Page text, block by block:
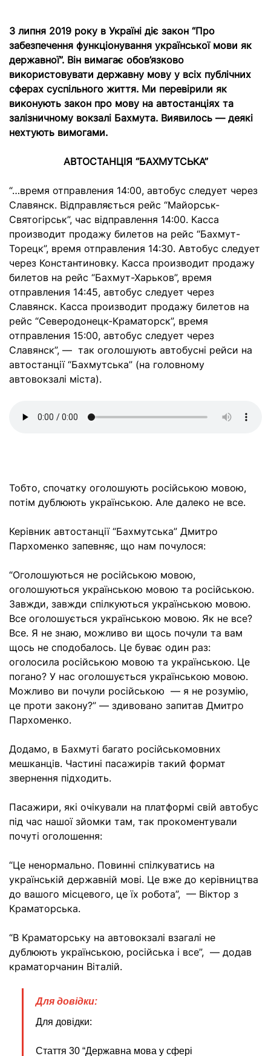
З липня 2019 року в Україні діє закон “Про
забезпечення функціонування української мови як
державної”. Він вимагає обов’язково
використовувати державну мову у всіх публічних
сферах суспільного життя. Ми перевірили як
виконують закон про мову на автостанціях та
залізничному вокзалі Бахмута. Виявилось — деякі
нехтують вимогами.
АВТОСТАНЦІЯ “БАХМУТСЬКА”
“…время отправления 14:00, автобус следует через
Славянск. Відправляється рейс “Майорськ-
Святогірськ”, час відправлення 14:00. Касса
производит продажу билетов на рейс “Бахмут-
Торецк”, время отправления 14:30. Автобус следует
через Константиновку. Касса производит продажу
билетов на рейс “Бахмут-Харьков”, время
отправления 14:45, автобус следует через
Славянск. Касса производит продажу билетов на
рейс “Северодонецк-Краматорск”, время
отправления 15:00, автобус следует через
Славянск”, — так оголошують автобусні рейси на
автостанції “Бахмутська” (на головному
автовокзалі міста).
Тобто, спочатку оголошують російською мовою,
потім дублюють українською. Але далеко не все.
Керівник автостанції “Бахмутська” Дмитро
Пархоменко запевняє, що нам почулося:
“Оголошуються не російською мовою,
оголошуються українською мовою та російською.
Завжди, завжди спілкуються українською мовою.
Все оголошується українською мовою. Як не все?
Все. Я не знаю, можливо ви щось почули та вам
щось не сподобалось. Це буває один раз:
оголосила російською мовою та українською. Це
погано? У нас оголошується українською мовою.
Можливо ви почули російською — я не розумію,
це проти закону?” — здивовано запитав Дмитро
Пархоменко.
Додамо, в Бахмуті багато російськомовних
мешканців. Частині пасажирів такий формат
звернення підходить.
Пасажири, які очікували на платформі свій автобус
під час нашої зйомки там, так прокоментували
почуті оголошення:
“Це ненормально. Повинні спілкуватись на
українській державній мові. Це вже до керівництва
до вашого місцевого, це їх робота”, — Віктор з
Краматорська.
“В Краматорську на автовокзалі взагалі не
дублюють українською, російська і все”, — додав
краматорчанин Віталій.
Для довідки:
Для довідки:
Стаття 30 “Державна мова у сфері